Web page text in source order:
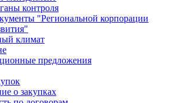
контроля
"Региональной корпорации
климат
предложения
о закупках